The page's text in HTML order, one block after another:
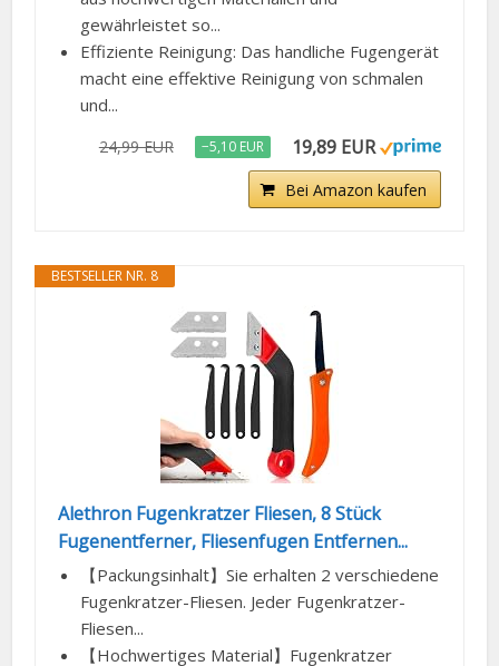
gewährleistet so...
Effiziente Reinigung: Das handliche Fugengerät
macht eine effektive Reinigung von schmalen
und...
24,99 EUR −5,10 EUR 19,89 EUR
Bei Amazon kaufen
BESTSELLER NR. 8
Alethron Fugenkratzer Fliesen, 8 Stück
Fugenentferner, Fliesenfugen Entfernen...
【Packungsinhalt】Sie erhalten 2 verschiedene
Fugenkratzer-Fliesen. Jeder Fugenkratzer-
Fliesen...
【Hochwertiges Material】Fugenkratzer